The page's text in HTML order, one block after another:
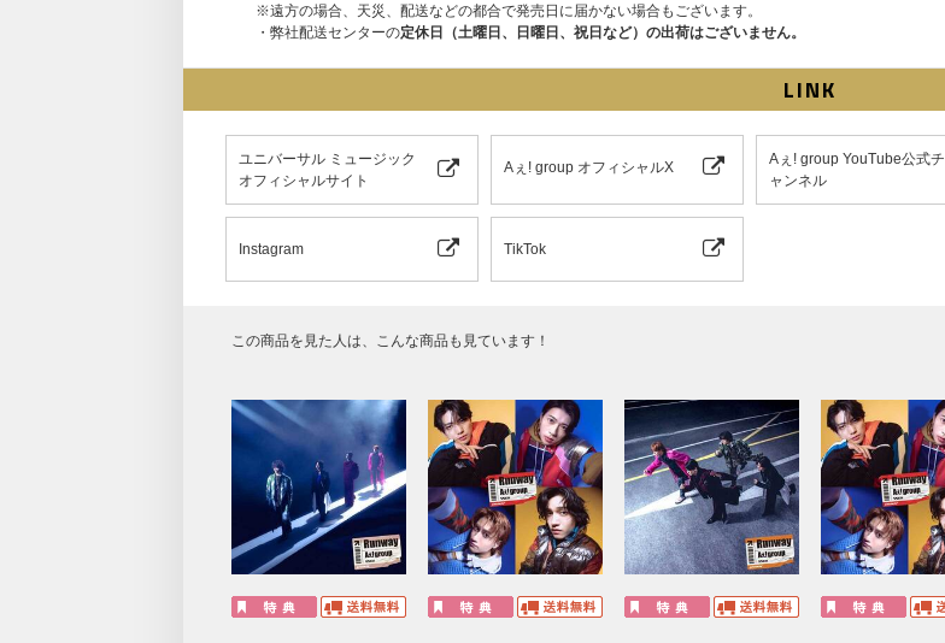
※遠方の場合、天災、配送などの都合で発売日に届かない場合もございます。
・弊社配送センターの定休日（土曜日、日曜日、祝日など）の出荷はございません。
LINK
ユニバーサル ミュージック
オフィシャルサイト
Aぇ! group オフィシャルX
Aぇ! group YouTube公式チ
ャンネル
Instagram TikTok
この商品を見た人は、こんな商品も見ています！